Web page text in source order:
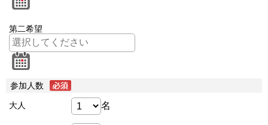
第二希望
参加人数
大人 名